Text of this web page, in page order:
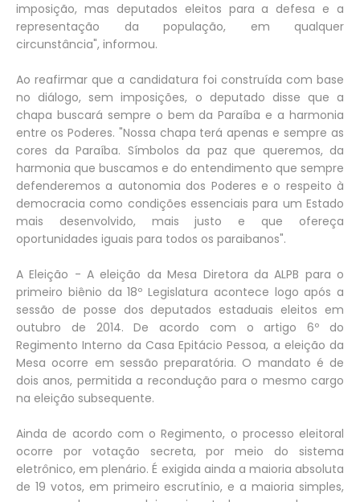
imposição, mas deputados eleitos para a defesa e a
representação da população, em qualquer
circunstância", informou.
Ao reafirmar que a candidatura foi construída com base
no diálogo, sem imposições, o deputado disse que a
chapa buscará sempre o bem da Paraíba e a harmonia
entre os Poderes. "Nossa chapa terá apenas e sempre as
cores da Paraíba. Símbolos da paz que queremos, da
harmonia que buscamos e do entendimento que sempre
defenderemos a autonomia dos Poderes e o respeito à
democracia como condições essenciais para um Estado
mais desenvolvido, mais justo e que ofereça
oportunidades iguais para todos os paraibanos".
A Eleição - A eleição da Mesa Diretora da ALPB para o
primeiro biênio da 18º Legislatura acontece logo após a
sessão de posse dos deputados estaduais eleitos em
outubro de 2014. De acordo com o artigo 6º do
Regimento Interno da Casa Epitácio Pessoa, a eleição da
Mesa ocorre em sessão preparatória. O mandato é de
dois anos, permitida a recondução para o mesmo cargo
na eleição subsequente.
Ainda de acordo com o Regimento, o processo eleitoral
ocorre por votação secreta, por meio do sistema
eletrônico, em plenário. É exigida ainda a maioria absoluta
de 19 votos, em primeiro escrutínio, e a maioria simples,